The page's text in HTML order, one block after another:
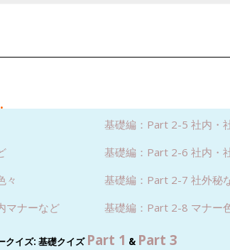
々
マナーなど
基礎編：Part 2-5 社内・
基礎編：Part 2-6 社内・
基礎編：Part 2-7 社外秘
基礎編：Part 2-8 マナー
クイズ: 基礎クイズ Part 1 & Part 3